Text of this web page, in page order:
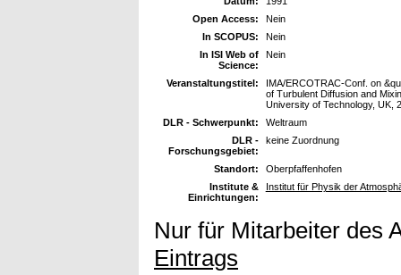
Open Access:
Nein
In SCOPUS:
Nein
In ISI Web of
Science:
Nein
Veranstaltungstitel:
IMA/ERCOTRAC-Conf. on
of Turbulent Diffusion and
University of Technology, UK,
DLR - Schwerpunkt:
Weltraum
DLR -
Forschungsgebiet:
keine Zuordnung
Standort:
Oberpfaffenhofen
Institute &
Einrichtungen:
Institut für Physik der
Nur für Mitarbeiter des
Eintrags